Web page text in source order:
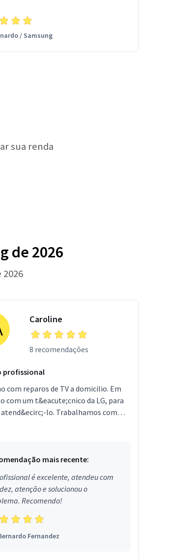
/Samsung
sua renda
de 2026
Caroline
8 recomendações
profissional
com reparos de TV a domicilio. Em
com um t&eacute;cnico da LG, para
lo. Trabalhamos com
mais recente:
é excelente, atendeu com
atenção e solucionou o
Recomendo!
Fernandez